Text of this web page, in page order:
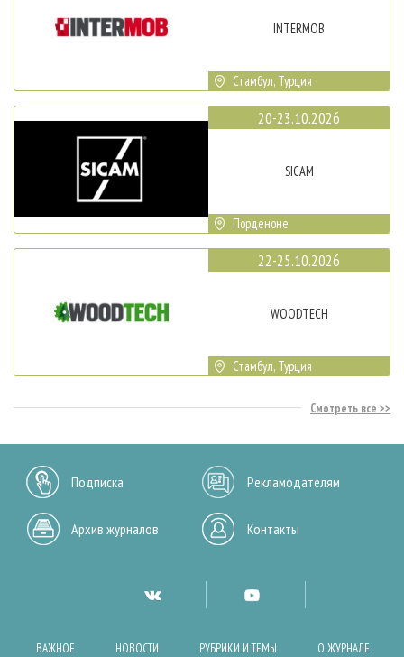
INTERMOB
Стамбул, Турция
20-23.10.2026
SICAM
Порденоне
22-25.10.2026
WOODTECH
Стамбул, Турция
Смотреть все
Подписка Рекламодателям
Архив журналов Контакты
ВАЖНОЕ НОВОСТИ РУБРИКИ И ТЕМЫ О ЖУРНАЛЕ